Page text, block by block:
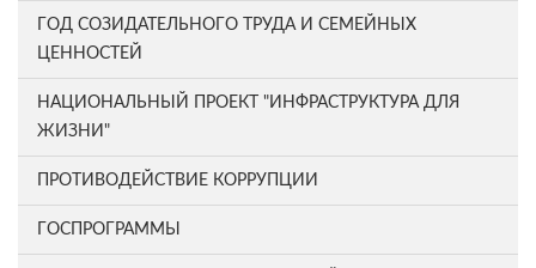
ГОД СОЗИДАТЕЛЬНОГО ТРУДА И СЕМЕЙНЫХ
ЦЕННОСТЕЙ
НАЦИОНАЛЬНЫЙ ПРОЕКТ "ИНФРАСТРУКТУРА ДЛЯ
ЖИЗНИ"
ПРОТИВОДЕЙСТВИЕ КОРРУПЦИИ
ГОСПРОГРАММЫ